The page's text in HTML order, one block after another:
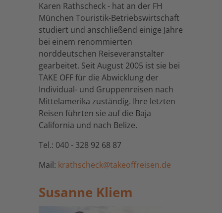
Karen Rathscheck - hat an der FH
München Touristik-Betriebswirtschaft
studiert und anschließend einige Jahre
bei einem renommierten
norddeutschen Reiseveranstalter
gearbeitet. Seit August 2005 ist sie bei
TAKE OFF für die Abwicklung der
Individual- und Gruppenreisen nach
Mittelamerika zuständig. Ihre letzten
Reisen führten sie auf die Baja
California und nach Belize.
Tel.: 040 - 328 92 68 87
Mail: krathscheck@takeoffreisen.de
Susanne Kliem